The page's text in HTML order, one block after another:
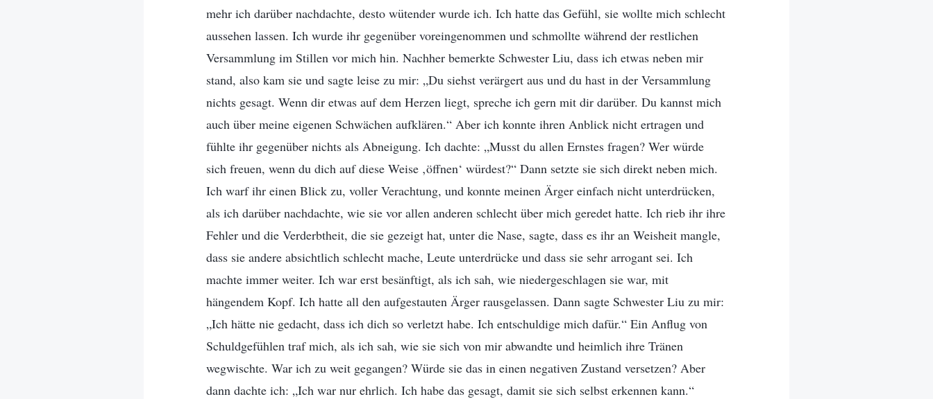
mehr ich darüber nachdachte, desto wütender wurde ich. Ich hatte das Gefühl, sie wollte mich schlecht
aussehen lassen. Ich wurde ihr gegenüber voreingenommen und schmollte während der restlichen
Versammlung im Stillen vor mich hin. Nachher bemerkte Schwester Liu, dass ich etwas neben mir
stand, also kam sie und sagte leise zu mir: „Du siehst verärgert aus und du hast in der Versammlung
nichts gesagt. Wenn dir etwas auf dem Herzen liegt, spreche ich gern mit dir darüber. Du kannst mich
auch über meine eigenen Schwächen aufklären.“ Aber ich konnte ihren Anblick nicht ertragen und
fühlte ihr gegenüber nichts als Abneigung. Ich dachte: „Musst du allen Ernstes fragen? Wer würde
sich freuen, wenn du dich auf diese Weise ‚öffnen‘ würdest?“ Dann setzte sie sich direkt neben mich.
Ich warf ihr einen Blick zu, voller Verachtung, und konnte meinen Ärger einfach nicht unterdrücken,
als ich darüber nachdachte, wie sie vor allen anderen schlecht über mich geredet hatte. Ich rieb ihr ihre
Fehler und die Verderbtheit, die sie gezeigt hat, unter die Nase, sagte, dass es ihr an Weisheit mangle,
dass sie andere absichtlich schlecht mache, Leute unterdrücke und dass sie sehr arrogant sei. Ich
machte immer weiter. Ich war erst besänftigt, als ich sah, wie niedergeschlagen sie war, mit
hängendem Kopf. Ich hatte all den aufgestauten Ärger rausgelassen. Dann sagte Schwester Liu zu mir:
„Ich hätte nie gedacht, dass ich dich so verletzt habe. Ich entschuldige mich dafür.“ Ein Anflug von
Schuldgefühlen traf mich, als ich sah, wie sie sich von mir abwandte und heimlich ihre Tränen
wegwischte. War ich zu weit gegangen? Würde sie das in einen negativen Zustand versetzen? Aber
dann dachte ich: „Ich war nur ehrlich. Ich habe das gesagt, damit sie sich selbst erkennen kann.“